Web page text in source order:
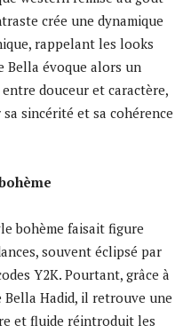
crée une dynamique
rappelant les looks
Bella évoque alors un
douceur et caractère,
sincérité et sa cohérence
bohème faisait figure
souvent éclipsé par
Y2K. Pourtant, grâce à
Bella Hadid, il retrouve une
et fluide réintroduit les